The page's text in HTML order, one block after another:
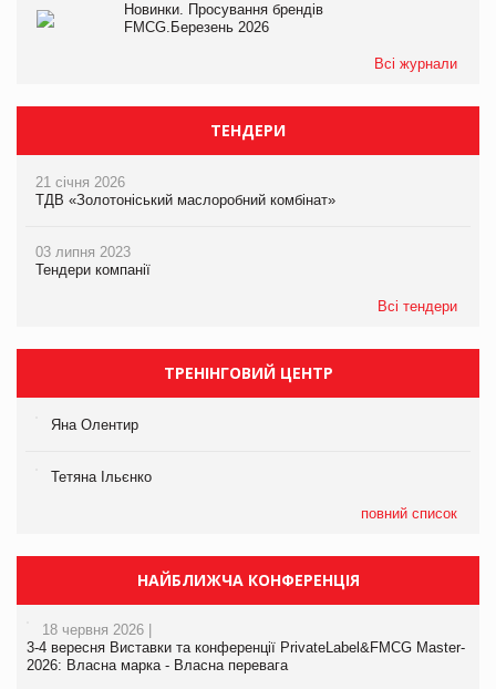
Новинки. Просування брендів
FMCG.Березень 2026
Всі журнали
ТЕНДЕРИ
21 січня 2026
ТДВ «Золотоніський маслоробний комбінат»
03 липня 2023
Тендери компанії
Всі тендери
ТРЕНІНГОВИЙ ЦЕНТР
Яна Олентир
Тетяна Ільєнко
повний список
НАЙБЛИЖЧА КОНФЕРЕНЦІЯ
18 червня 2026 |
3-4 вересня Виставки та конференції PrivateLabel&FMCG Master-
2026: Власна марка - Власна перевага